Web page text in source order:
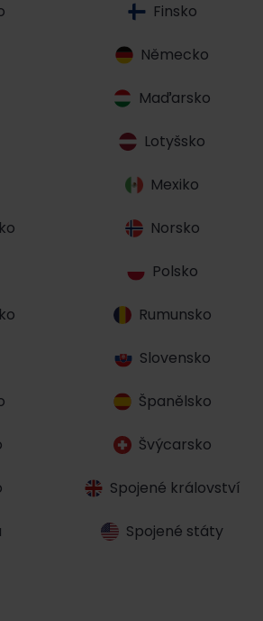
Finsko
Německo
Maďarsko
Lotyšsko
Mexiko
Norsko
Polsko
Rumunsko
Slovensko
Španělsko
Švýcarsko
Spojené království
Spojené státy